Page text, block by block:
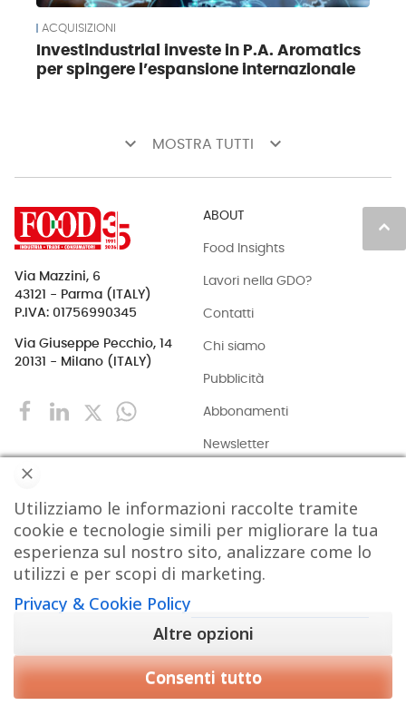
ACQUISIZIONI
Investindustrial investe in P.A. Aromatics
per spingere l’espansione internazionale
keyboard_arrow_down MOSTRA TUTTI keyboard_arrow_down
keyboard_arrow_up
Via Mazzini, 6
43121 - Parma (ITALY)
P.IVA: 01756990345
Via Giuseppe Pecchio, 14
20131 - Milano (ITALY)
ABOUT
Food Insights
Lavori nella GDO?
Contatti
Chi siamo
Pubblicità
Abbonamenti
Newsletter
ACQUISIZIONI EVENTI EXPORT INDUSTRIA
ISTITUZIONI MERCATI
REPORTAGE RETAIL TECH
Utilizziamo le informazioni raccolte tramite
cookie e tecnologie simili per migliorare la tua
esperienza sul nostro sito, analizzare come lo
utilizzi e per scopi di marketing.
Privacy & Cookie Policy
Altre opzioni
Consenti tutto